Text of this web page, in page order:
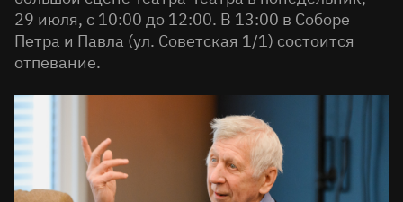
29 июля, с 10:00 до 12:00. В 13:00 в Соборе
Петра и Павла (ул. Советская 1/1) состоится
отпевание.